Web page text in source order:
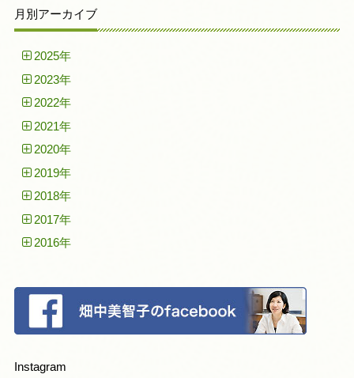
月別アーカイブ
2025年
2023年
2022年
2021年
2020年
2019年
2018年
2017年
2016年
Instagram